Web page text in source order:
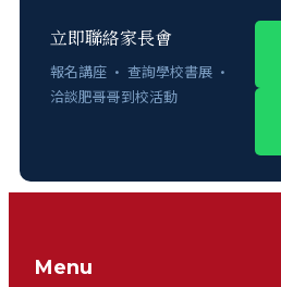
立即聯絡家長會
報名講座 · 查詢學校書展 ·
洽談肥哥哥到校活動
Menu